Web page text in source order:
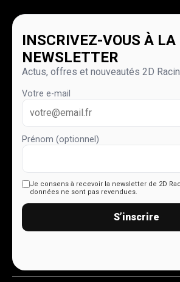
INSCRIVEZ-VOUS À LA
NEWSLETTER
Actus, offres et nouveautés 2D
Votre e-mail
Prénom (optionnel)
Je consens à recevoir la newsletter de 2D
données ne sont pas revendues.
S’inscrire